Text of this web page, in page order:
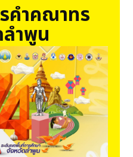
คำคณาทร
ำพูน